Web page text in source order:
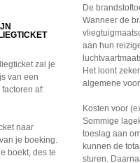
zal je
van een
af:
naar
je boeking.
boekt, des te
De
Wanneer de
aan hun
Het loont
algemene
Kosten voor
Sommige
toeslag aan
kunnen de
sturen.